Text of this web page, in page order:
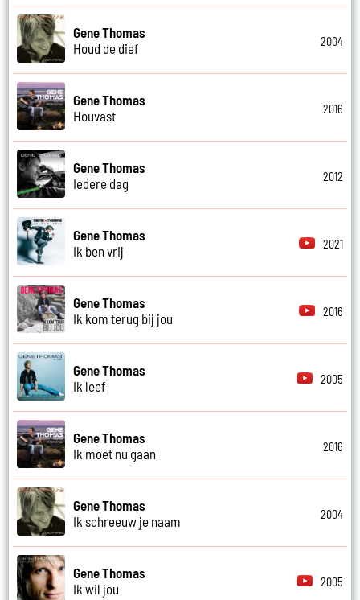
Gene Thomas
Houd de dief
2004
Gene Thomas
Houvast
2016
Gene Thomas
Iedere dag
2012
Gene Thomas
Ik ben vrij
2021
Gene Thomas
Ik kom terug bij jou
2016
Gene Thomas
Ik leef
2005
Gene Thomas
Ik moet nu gaan
2016
Gene Thomas
Ik schreeuw je naam
2004
Gene Thomas
Ik wil jou
2005